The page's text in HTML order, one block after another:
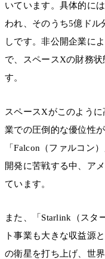
いています。具体的に
われ、そのうち5億ドル
しです。非公開企業に
で、スペースXの財務
す。
スペースXがこのよう
業での圧倒的な優位性
「Falcon（ファルコン
開発に苦戦する中、ア
ています。
また、「Starlink（スタ
ト事業も大きな収益源
の衛星を打ち上げ、世